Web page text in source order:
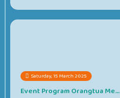
Saturday, 15 March 2025
Event Program Orangtua Me...